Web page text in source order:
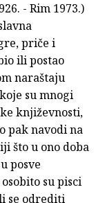
- Rim 1973.)
priče i
ili postao
naraštaju
su mnogi
književnosti,
pak navodi na
što u ono doba
posve
su pisci
se odrediti